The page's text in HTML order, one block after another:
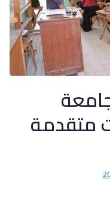
بجامعة
متقدمة